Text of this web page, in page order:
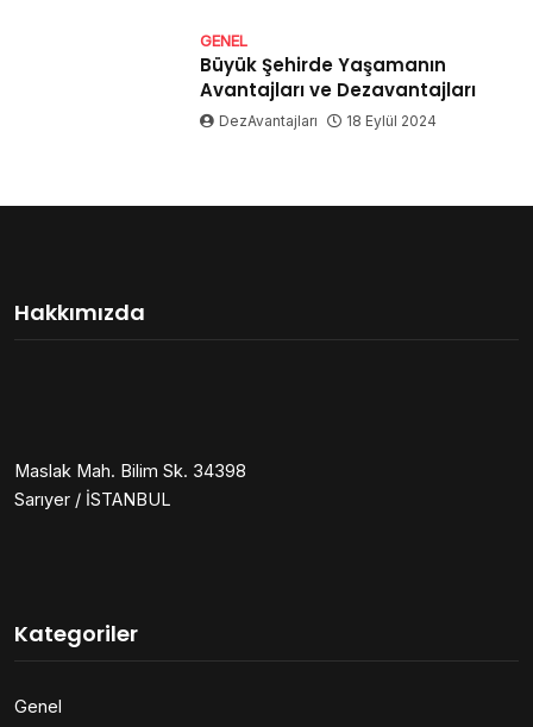
GENEL
Büyük Şehirde Yaşamanın
Avantajları ve Dezavantajları
DezAvantajları 18 Eylül 2024
Hakkımızda
Maslak Mah. Bilim Sk. 34398
Sarıyer / İSTANBUL
Kategoriler
Genel